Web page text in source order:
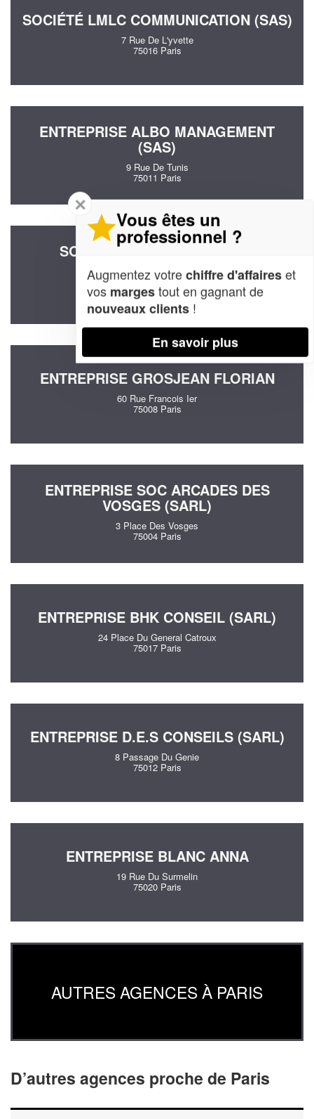
SOCIÉTÉ LMLC COMMUNICATION (SAS)
7 Rue De L'yvette
75016 Paris
ENTREPRISE ALBO MANAGEMENT
(SAS)
9 Rue De Tunis
75011 Paris
SOCIÉTÉ PALATNIK ARTS ET
TECHNIQUES (SARL)
8 Rue Legouve
75010 Paris
ENTREPRISE GROSJEAN FLORIAN
60 Rue Francois Ier
75008 Paris
ENTREPRISE SOC ARCADES DES
VOSGES (SARL)
3 Place Des Vosges
75004 Paris
ENTREPRISE BHK CONSEIL (SARL)
24 Place Du General Catroux
75017 Paris
ENTREPRISE D.E.S CONSEILS (SARL)
8 Passage Du Genie
75012 Paris
ENTREPRISE BLANC ANNA
19 Rue Du Surmelin
75020 Paris
AUTRES AGENCES À PARIS
D’autres agences proche de Paris
✕
Vous êtes un
professionnel ?
Augmentez votrechiffre d'affaireset
vos margestout en gagnant de
nouveaux clients !
En savoir plus